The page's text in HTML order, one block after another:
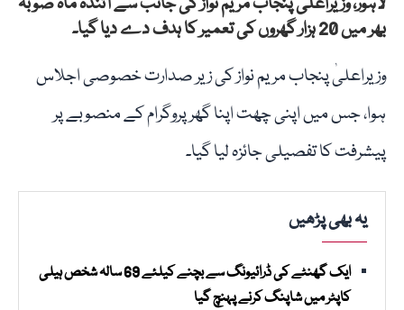
بھر میں 20 ہزار گھروں کی تعمیر کا ہدف دے دیا گیا۔
وزیراعلیٰ پنجاب مریم نواز کی زیر صدارت خصوصی اجلاس
ہوا، جس میں اپنی چھت اپنا گھر پروگرام کے منصوبے پر
پیشرفت کا تفصیلی جائزہ لیا گیا۔
یہ بھی پڑھیں
ایک گھنٹے کی ڈرائیونگ سے بچنے کیلئے 69 سالہ شخص ہیلی
کاپٹر میں شاپنگ کرنے پہنچ گیا